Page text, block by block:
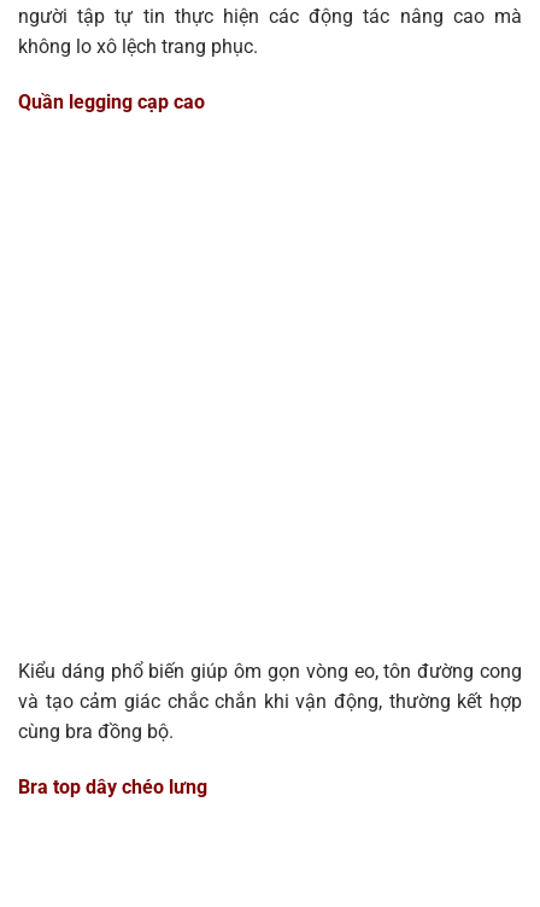
người tập tự tin thực hiện các động tác nâng cao mà
không lo xô lệch trang phục.
Quần legging cạp cao
Kiểu dáng phổ biến giúp ôm gọn vòng eo, tôn đường cong
và tạo cảm giác chắc chắn khi vận động, thường kết hợp
cùng bra đồng bộ.
Bra top dây chéo lưng